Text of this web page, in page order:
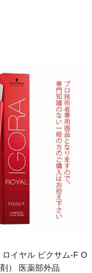
イヤル ピクサム-F O
） 医薬部外品